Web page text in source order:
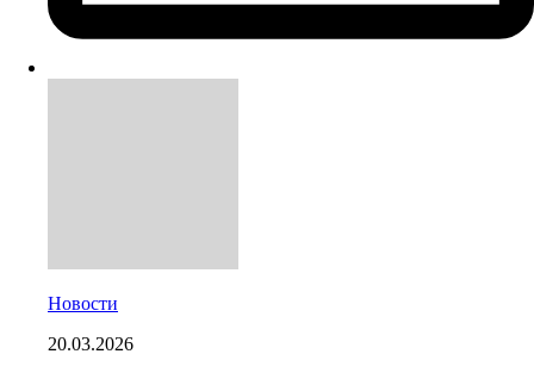
Новости
20.03.2026